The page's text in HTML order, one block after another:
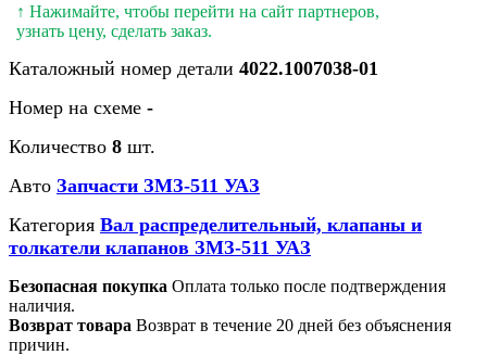
↑ Нажимайте, чтобы перейти на сайт партнеров,
узнать цену, сделать заказ.
Каталожный номер детали 4022.1007038-01
Номер на схеме -
Количество 8 шт.
Авто Запчасти ЗМЗ-511 УАЗ
Категория Вал распределительный, клапаны и
толкатели клапанов ЗМЗ-511 УАЗ
Безопасная покупка Оплата только после подтверждения
наличия.
Возврат товара Возврат в течение 20 дней без объяснения
причин.